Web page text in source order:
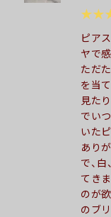
ピア
ヤで
ただ
を当
見た
でい
いた
あり
で、
てき
のが
のブ